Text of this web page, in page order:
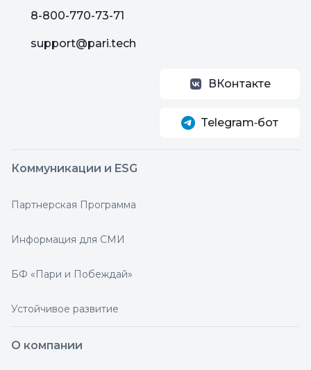
8-800-770-73-71
support@pari.tech
ВКонтакте
Telegram‑бот
Коммуникации и ESG
Партнерская Программа
Информация для СМИ
БФ «Пари и Побеждай»
Устойчивое развитие
О компании